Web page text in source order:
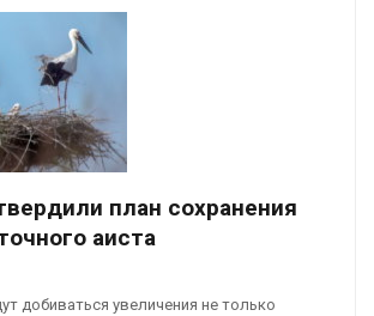
план сохранения
аиста
добиваться увеличения не только